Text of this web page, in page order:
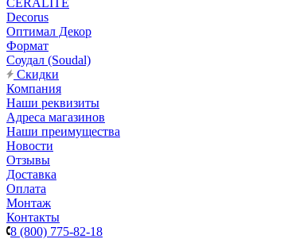
CERALITE
Decorus
Оптимал Декор
Формат
Соудал (Soudal)
Скидки
Компания
Наши реквизиты
Адреса магазинов
Наши преимущества
Новости
Отзывы
Доставка
Оплата
Монтаж
Контакты
8 (800) 775-82-18